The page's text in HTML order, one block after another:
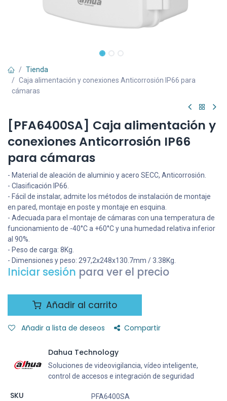
Tienda
Caja alimentación y conexiones Anticorrosión IP66 para
cámaras
[PFA6400SA] Caja alimentación y
conexiones Anticorrosión IP66
para cámaras
- Material de aleación de aluminio y acero SECC, Anticorrosión.
- Clasificación IP66.
- Fácil de instalar, admite los métodos de instalación de montaje
en pared, montaje en poste y montaje en esquina.
- Adecuada para el montaje de cámaras con una temperatura de
funcionamiento de -40°C a +60°C y una humedad relativa inferior
al 90%.
- Peso de carga: 8Kg.
- Dimensiones y peso: 297,2x248x130.7mm / 3.38Kg.
Iniciar sesión para ver el precio
Añadir al carrito
Añadir a lista de deseos Compartir
Dahua Technology
Soluciones de videovigilancia, vídeo inteligente,
control de accesos e integración de seguridad
SKU PFA6400SA